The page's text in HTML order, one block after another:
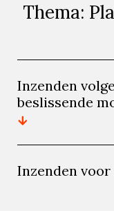
Thema:
Inzenden
beslissende
Inzenden